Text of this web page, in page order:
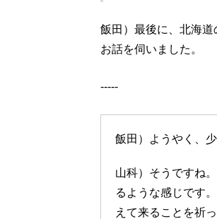
飯田）最後に、北海
お話を伺いました。
-----
飯田）ようやく、
山科）そうですね
るような感じです
えて来ることを祈